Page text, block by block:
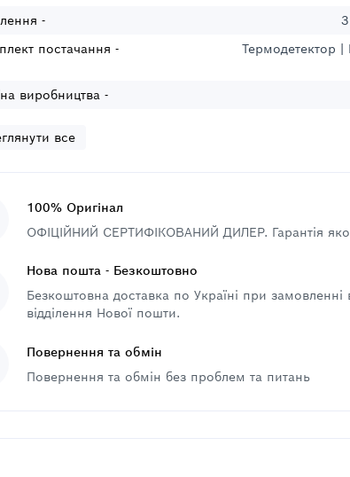
-
постачання -
Термодетектор
виробництва -
все
100% Оригінал
ОФІЦІЙНИЙ СЕРТИФІКОВАНИЙ ДИЛЕР. Гарантія
Нова пошта - Безкоштовно
Безкоштовна доставка по Україні при замовленні
відділення Нової пошти.
Повернення та обмін
Повернення та обмін без проблем та питань